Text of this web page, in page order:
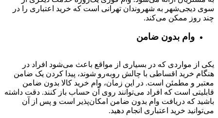
سوی دیجی‌شهر به شهروندان تهرانی است که خرید اعتباری را در
چند روز ممکن می‌کند.
وام بدون ضامن
یکی از مواردی که در بسیاری از مواقع باعث می‌شود افراد در
هنگام خرید اقساطی با چالش روبه‌رو شوند، پیدا کردن یک ضامن
معتبر و مطمئن است. در این زمان، وام خرید کالا بدون ضامن
قابلیتی است که افراد می‌توانند روی آن حساب باز کنند. دقت داشته
باشید که دریافت وام بدون ضامن امکان‌پذیر است و پس از آن
می‌توانید خرید اعتباری انجام دهید.